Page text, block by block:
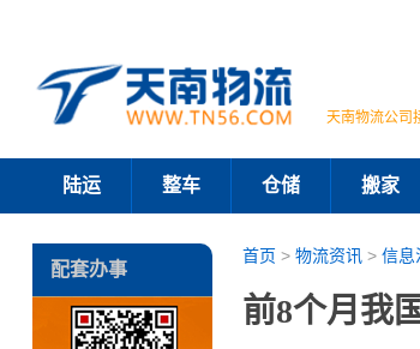
天南物流公司
陆运 整车 仓储 搬家
首页 > 物流资讯> 信息
前8个月我
配套办事